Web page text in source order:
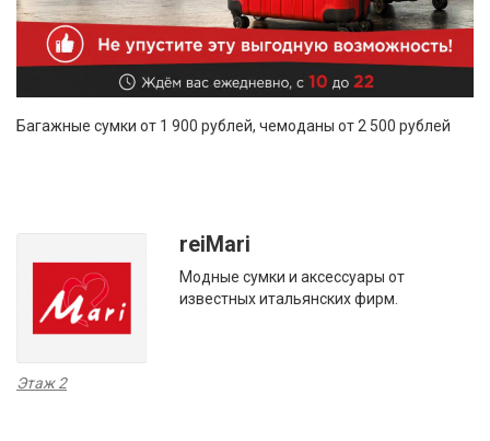
Багажные сумки от 1 900 рублей, чемоданы от 2 500 рублей
reiMari
Модные сумки и аксессуары от
известных итальянских фирм.
Этаж 2